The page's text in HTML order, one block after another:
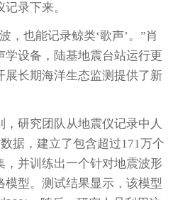
录下来。
，也能记录鲸类‘歌声’。”肖
设备，陆基地震台站运行更
展长期海洋生态监测提供了新
研究团队从地震仪记录中人
据，建立了包含超过171万个
，并训练出一个针对地震波形
型。测试结果显示，该模型